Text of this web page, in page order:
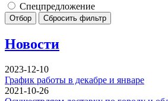
Спецпредложение
Отбор Сбросить фильтр
Новости
2023-12-10
График работы в декабре и январе
2021-10-26